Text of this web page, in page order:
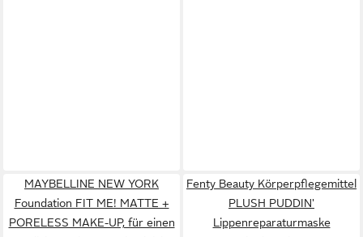
MAYBELLINE NEW YORK
Foundation FIT ME! MATTE +
PORELESS MAKE-UP, für einen
Fenty Beauty Körperpflegemittel
PLUSH PUDDIN'
Lippenreparaturmaske